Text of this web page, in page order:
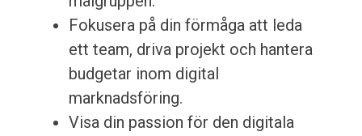
Fokusera på din förmåga att leda
ett team, driva projekt och hantera
budgetar inom digital
marknadsföring.
Visa din passion för den digitala